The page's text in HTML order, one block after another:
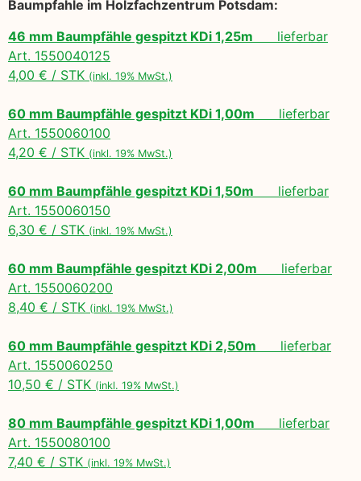
Baumpfahle im Holzfachzentrum Potsdam:
46 mm Baumpfähle gespitzt KDi 1,25m lieferbar
Art. 1550040125
4,00 € / STK (inkl. 19% MwSt.)
60 mm Baumpfähle gespitzt KDi 1,00m lieferbar
Art. 1550060100
4,20 € / STK (inkl. 19% MwSt.)
60 mm Baumpfähle gespitzt KDi 1,50m lieferbar
Art. 1550060150
6,30 € / STK (inkl. 19% MwSt.)
60 mm Baumpfähle gespitzt KDi 2,00m lieferbar
Art. 1550060200
8,40 € / STK (inkl. 19% MwSt.)
60 mm Baumpfähle gespitzt KDi 2,50m lieferbar
Art. 1550060250
10,50 € / STK (inkl. 19% MwSt.)
80 mm Baumpfähle gespitzt KDi 1,00m lieferbar
Art. 1550080100
7,40 € / STK (inkl. 19% MwSt.)